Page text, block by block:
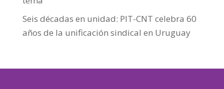
Seis décadas en unidad: PIT-CNT celebra 60
años de la unificación sindical en Uruguay